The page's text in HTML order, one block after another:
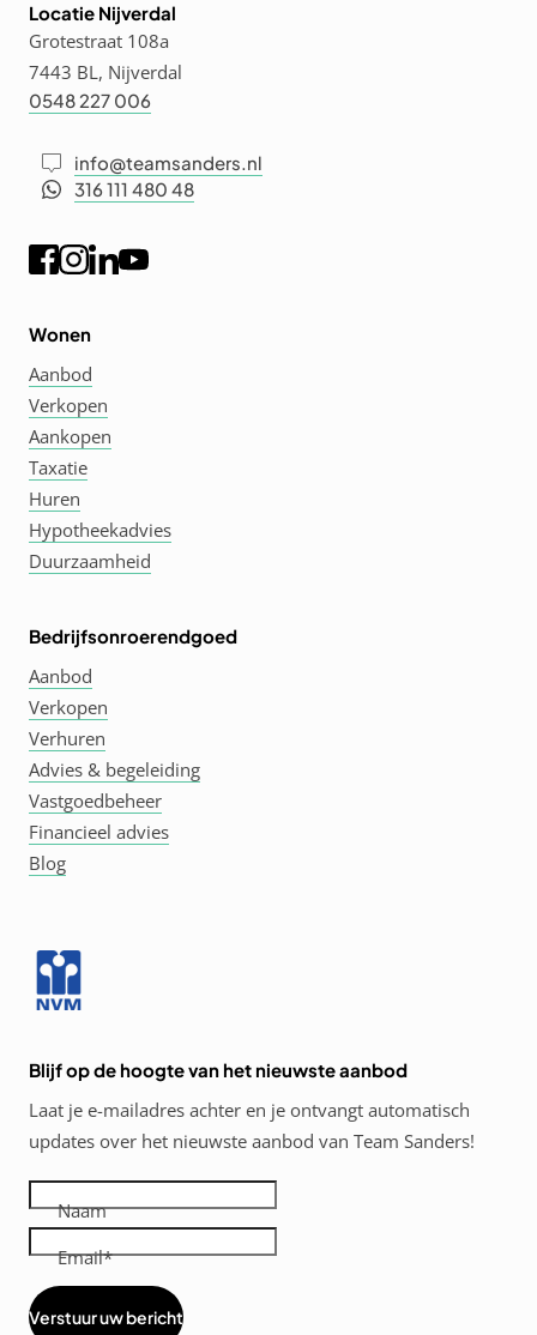
Locatie Nijverdal
Grotestraat 108a
7443 BL, Nijverdal
0548 227 006
info@teamsanders.nl
316 111 480 48
Wonen
Aanbod
Verkopen
Aankopen
Taxatie
Huren
Hypotheekadvies
Duurzaamheid
Bedrijfsonroerendgoed
Aanbod
Verkopen
Verhuren
Advies & begeleiding
Vastgoedbeheer
Financieel advies
Blog
Blijf op de hoogte van het nieuwste aanbod
Laat je e-mailadres achter en je ontvangt automatisch
updates over het nieuwste aanbod van Team Sanders!
Naam
Email
Verstuur uw bericht